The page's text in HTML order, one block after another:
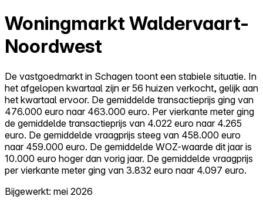
Woningmarkt Waldervaart-
Noordwest
De vastgoedmarkt in Schagen toont een stabiele situatie. In
het afgelopen kwartaal zijn er 56 huizen verkocht, gelijk aan
het kwartaal ervoor. De gemiddelde transactieprijs ging van
476.000 euro naar 463.000 euro. Per vierkante meter ging
de gemiddelde transactieprijs van 4.022 euro naar 4.265
euro. De gemiddelde vraagprijs steeg van 458.000 euro
naar 459.000 euro. De gemiddelde WOZ-waarde dit jaar is
10.000 euro hoger dan vorig jaar. De gemiddelde vraagprijs
per vierkante meter ging van 3.832 euro naar 4.097 euro.
Bijgewerkt: mei 2026